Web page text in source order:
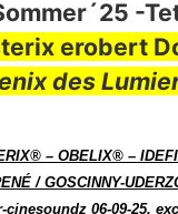
-
erobert
des
– OBELIX® –
/ GOSCINNY-
06-09-25,